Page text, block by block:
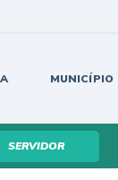
MUNICÍPIO
SERVIDOR